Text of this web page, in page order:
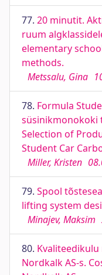
77. 20 minutit.
ruum
elementary
methods.
Metssalu, Gina
78. Formula
süsinikmonokoki
Selection of
Student Car
Miller, Kristen
79. Spool
lifting system
Minajev, Maksim
80.
Nordkalk AS-s.